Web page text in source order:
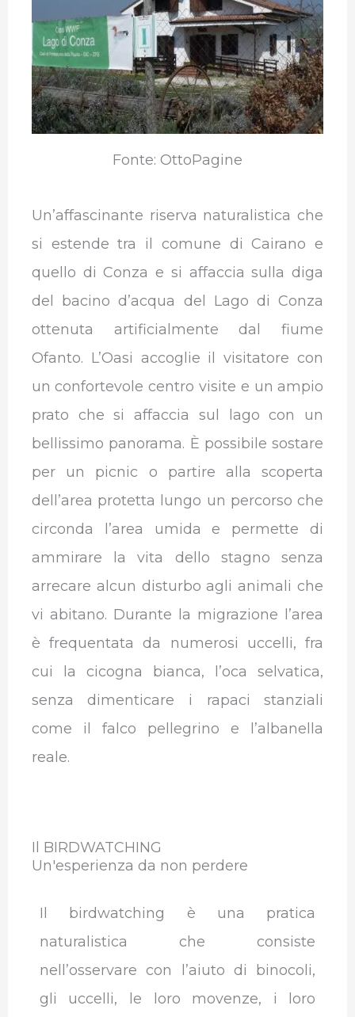
Fonte: OttoPagine
Un’affascinante riserva naturalistica che
si estende tra il comune di Cairano e
quello di Conza e si affaccia sulla diga
del bacino d’acqua del Lago di Conza
ottenuta artificialmente dal fiume
Ofanto. L’Oasi accoglie il visitatore con
un confortevole centro visite e un ampio
prato che si affaccia sul lago con un
bellissimo panorama. È possibile sostare
per un picnic o partire alla scoperta
dell’area protetta lungo un percorso che
circonda l’area umida e permette di
ammirare la vita dello stagno senza
arrecare alcun disturbo agli animali che
vi abitano. Durante la migrazione l’area
è frequentata da numerosi uccelli, fra
cui la cicogna bianca, l’oca selvatica,
senza dimenticare i rapaci stanziali
come il falco pellegrino e l’albanella
reale.
Il BIRDWATCHING
Un'esperienza da non perdere
Il birdwatching è una pratica
naturalistica che consiste
nell’osservare con l’aiuto di binocoli,
gli uccelli, le loro movenze, i loro